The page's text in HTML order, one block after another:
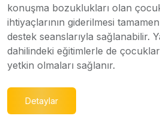
konuşma bozuklukları olan
ihtiyaçlarının giderilmesi
destek seanslarıyla sağlanabilir.
dahilindeki eğitimlerle de
yetkin olmaları sağlanır.
Detaylar